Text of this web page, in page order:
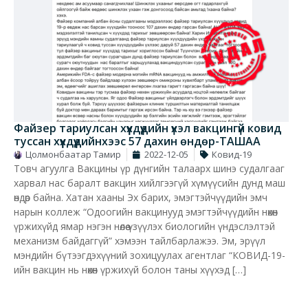
Файзер тариулсан хүүхдүүдийн үхэл вакцингүй ковид
туссан хүүхдүүдийнхээс 57 дахин өндөр-ТАШАА
Цолмонбаатар Тамир 2022-12-05 Ковид-19
Товч агуулга Вакцины үр дүнгийн талаарх шинэ судалгааг
харвал нас баралт вакцин хийлгээгүй хүмүүсийн дунд маш
өндөр байна. Хатан хааны Эх барих, эмэгтэйчүүдийн эмч
нарын коллеж “Одоогийн вакцинууд эмэгтэйчүүдийн нөхөн
үржихүйд ямар нэгэн нөлөө үзүүлэх биологийн үндэслэлтэй
механизм байдаггүй” хэмээн тайлбарлажээ. Эм, эрүүл
мэндийн бүтээгдэхүүний зохицуулах агентлаг “КОВИД-19-
ийн вакцин нь нөхөн үржихүй болон таны хүүхэд […]